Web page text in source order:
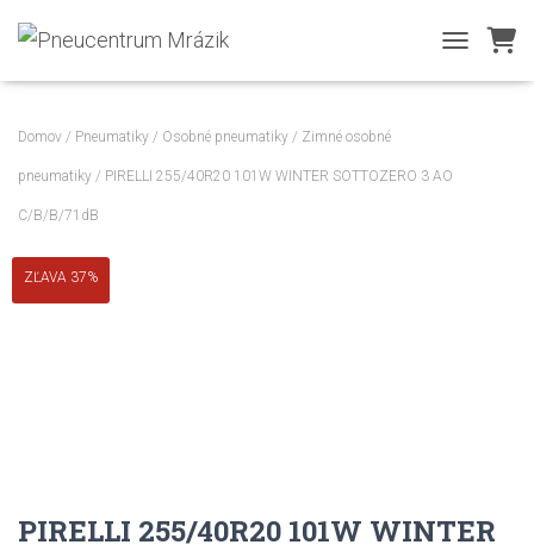
TOGGLE
Domov / Pneumatiky / Osobné pneumatiky / Zimné osobné
pneumatiky / PIRELLI 255/40R20 101W WINTER SOTTOZERO 3 AO
C/B/B/71dB
ZĽAVA 37%
PIRELLI 255/40R20 101W WINTER